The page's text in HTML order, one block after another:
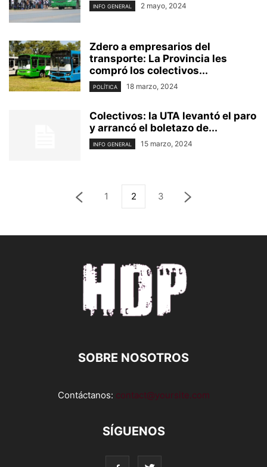
INFO GENERAL 2 mayo, 2024
Zdero a empresarios del
transporte: La Provincia les
compró los colectivos...
POLÍTICA 18 marzo, 2024
Colectivos: la UTA levantó el paro
y arrancó el boletazo de...
INFO GENERAL 15 marzo, 2024
1 2 3
SOBRE NOSOTROS
Contáctanos: contact@yoursite.com
SÍGUENOS